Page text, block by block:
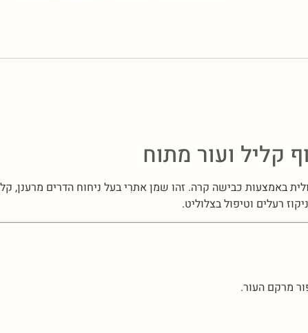
קליל ועור מתוח
באמצעות כבישה קרה. זהו שמן אתרִי בעל ניחוח הדרים מרענן,
רעלים וטיפול בצלוליט.
מרקם העור.